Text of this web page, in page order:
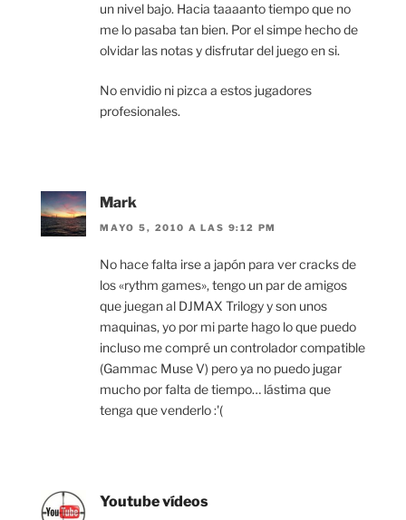
un nivel bajo. Hacia taaaanto tiempo que no
me lo pasaba tan bien. Por el simpe hecho de
olvidar las notas y disfrutar del juego en si.
No envidio ni pizca a estos jugadores
profesionales.
Mark
MAYO 5, 2010 A LAS 9:12 PM
No hace falta irse a japón para ver cracks de
los «rythm games», tengo un par de amigos
que juegan al DJMAX Trilogy y son unos
maquinas, yo por mi parte hago lo que puedo
incluso me compré un controlador compatible
(Gammac Muse V) pero ya no puedo jugar
mucho por falta de tiempo… lástima que
tenga que venderlo :'(
Youtube vídeos